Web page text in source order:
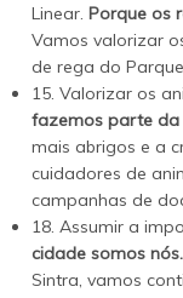
Linear. Porque os
Vamos valorizar
de rega do
15. Valorizar os
fazemos parte da
mais abrigos e a
cuidadores de
campanhas de
18. Assumir a
cidade somos nós.
Sintra, vamos